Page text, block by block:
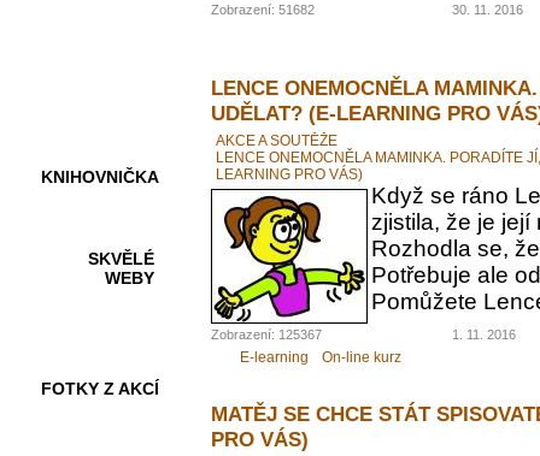
KNIHOVNIČKA
SKVĚLÉ
WEBY
FOTKY Z AKCÍ
Zobrazení: 51682 30. 11. 2016
LENCE ONEMOCNĚLA
UDĚLAT? (E-LEARNING PRO
AKCE A SOUTĚŽE
LENCE ONEMOCNĚLA MAMINKA. PORADÍTE
LEARNING PRO VÁS)
Když se ráno
zjistila, že je její
Rozhodla se,
Potřebuje ale
Pomůžete
Zobrazení: 125367 1. 11. 2016
E-learning On-line kurz
MATĚJ SE CHCE STÁT
PRO VÁS)